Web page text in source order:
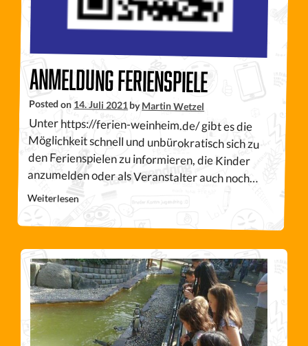
Anmeldung Ferienspiele
Posted on 14. Juli 2021byMartin Wetzel
Unter https://ferien-weinheim.de/ gibt es die
Möglichkeit schnell und unbürokratisch sich zu
den Ferienspielen zu informieren, die Kinder
anzumelden oder als Veranstalter auch noch…
Weiterlesen